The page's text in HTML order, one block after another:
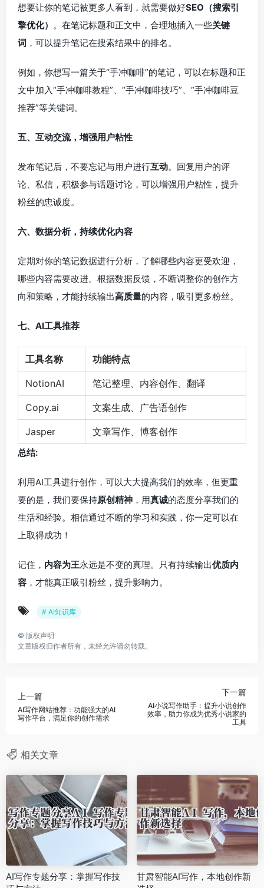
想要让你的笔记被更多人看到，就需要做好SEO（搜索引
擎优化） 。在笔记标题和正文中，合理地插入一些关键
词 ，可以提升笔记在搜索结果中的排名。
例如，你想写一篇关于“手冲咖啡”的笔记，可以在标题和正
文中加入“手冲咖啡教程”、“手冲咖啡技巧”、“手冲咖啡豆
推荐”等关键词。
五、互动交流，增强用户粘性
发布笔记后，不要忘记与用户进行互动。回复用户的评
论、私信，积极参与话题讨论，可以增强用户粘性，提升
粉丝的忠诚度。
六、数据分析，持续优化内容
定期对你的笔记数据进行分析，了解哪些内容更受欢迎，
哪些内容需要改进。根据数据反馈，不断调整你的创作方
向和策略，才能持续输出高质量的内容，吸引更多粉丝。
七、AI工具推荐
工具名称 功能特点
NotionAI 笔记整理、内容创作、翻译
Copy.ai 文案生成、广告语创作
Jasper 文章写作、博客创作
总结:
利用AI工具进行创作，可以大大提高我们的效率，但更重
要的是，我们要保持原创精神 ，用真诚的态度分享我们的
生活和经验。相信通过不断的学习和实践，你一定可以在
上取得成功！
记住， 内容为王永远是不变的真理。只有持续输出优质内
容 ，才能真正吸引粉丝，提升影响力。
# AI知识库
© 版权声明
文章版权归作者所有，未经允许请勿转载。
上一篇
AI写作网站推荐：功能强大的AI
写作平台，满足你的创作需求
下一篇
AI小说写作助手：提升小说创作
效率，助力你成为优秀小说家的
工具
相关文章
AI写作专题分享：掌握写作技
甘肃智能AI写作，本地创作新